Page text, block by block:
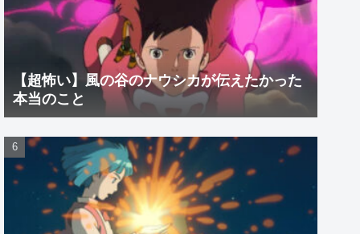
【超怖い】風の谷のナウシカが伝えたかった
本当のこと